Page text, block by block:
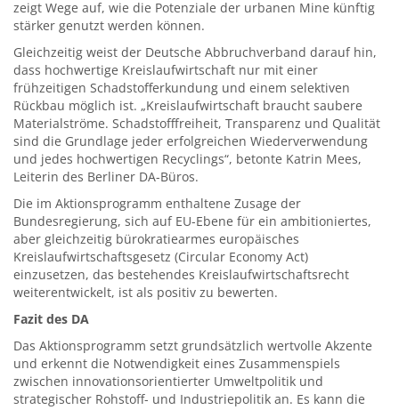
zeigt Wege auf, wie die Potenziale der urbanen Mine künftig
stärker genutzt werden können.
Gleichzeitig weist der Deutsche Abbruchverband darauf hin,
dass hochwertige Kreislaufwirtschaft nur mit einer
frühzeitigen Schadstofferkundung und einem selektiven
Rückbau möglich ist. „Kreislaufwirtschaft braucht saubere
Materialströme. Schadstofffreiheit, Transparenz und Qualität
sind die Grundlage jeder erfolgreichen Wiederverwendung
und jedes hochwertigen Recyclings“, betonte Katrin Mees,
Leiterin des Berliner DA-Büros.
Die im Aktionsprogramm enthaltene Zusage der
Bundesregierung, sich auf EU-Ebene für ein ambitioniertes,
aber gleichzeitig bürokratiearmes europäisches
Kreislaufwirtschaftsgesetz (Circular Economy Act)
einzusetzen, das bestehendes Kreislaufwirtschaftsrecht
weiterentwickelt, ist als positiv zu bewerten.
Fazit des DA
Das Aktionsprogramm setzt grundsätzlich wertvolle Akzente
und erkennt die Notwendigkeit eines Zusammenspiels
zwischen innovationsorientierter Umweltpolitik und
strategischer Rohstoff- und Industriepolitik an. Es kann die